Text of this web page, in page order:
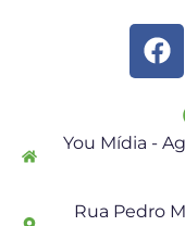
You Mídia -
Rua Pedro